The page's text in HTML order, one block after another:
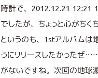
時計で、2012.12.21 12:21
でしたが、ちょっと心がちく
というのも、1stアルバムは
うにリリースしたかったぜ
がないですね。次回の地球